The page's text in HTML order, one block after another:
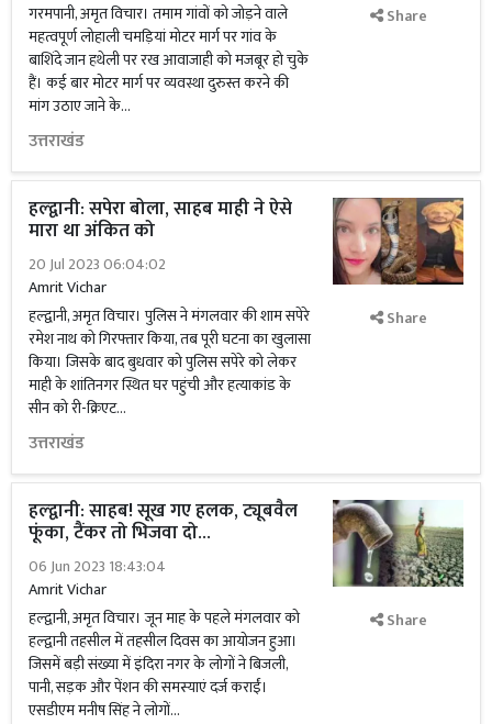
गरमपानी, अमृत विचार। तमाम गांवों को जोड़ने वाले
महत्वपूर्ण लोहाली चमड़ियां मोटर मार्ग पर गांव के
बाशिंदे जान हथेली पर रख आवाजाही को मजबूर हो चुके
हैं। कई बार मोटर मार्ग पर व्यवस्था दुरुस्त करने की
मांग उठाए जाने के...
उत्तराखंड
Share
हल्द्वानी: सपेरा बोला, साहब माही ने ऐसे
मारा था अंकित को
20 Jul 2023 06:04:02
Amrit Vichar
हल्द्वानी, अमृत विचार। पुलिस ने मंगलवार की शाम सपेरे
रमेश नाथ को गिरफ्तार किया, तब पूरी घटना का खुलासा
किया। जिसके बाद बुधवार को पुलिस सपेरे को लेकर
माही के शांतिनगर स्थित घर पहुंची और हत्याकांड के
सीन को री-क्रिएट...
उत्तराखंड
Share
हल्द्वानी: साहब! सूख गए हलक, ट्यूबवैल
फूंका, टैंकर तो भिजवा दो...
06 Jun 2023 18:43:04
Amrit Vichar
हल्द्वानी, अमृत विचार। जून माह के पहले मंगलवार को
हल्द्वानी तहसील में तहसील दिवस का आयोजन हुआ।
जिसमें बड़ी संख्या में इंदिरा नगर के लोगों ने बिजली,
पानी, सड़क और पेंशन की समस्याएं दर्ज कराईं।
एसडीएम मनीष सिंह ने लोगों...
Share